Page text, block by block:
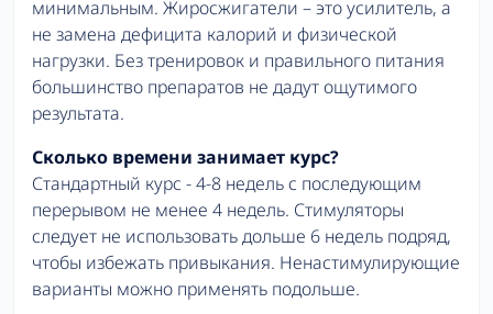
минимальным. Жиросжигатели – это усилитель, а
не замена дефицита калорий и физической
нагрузки. Без тренировок и правильного питания
большинство препаратов не дадут ощутимого
результата.
Сколько времени занимает курс?
Стандартный курс - 4-8 недель с последующим
перерывом не менее 4 недель. Стимуляторы
следует не использовать дольше 6 недель подряд,
чтобы избежать привыкания. Ненастимулирующие
варианты можно применять подольше.